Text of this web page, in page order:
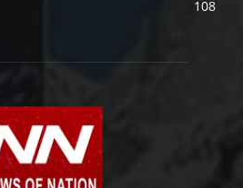
108